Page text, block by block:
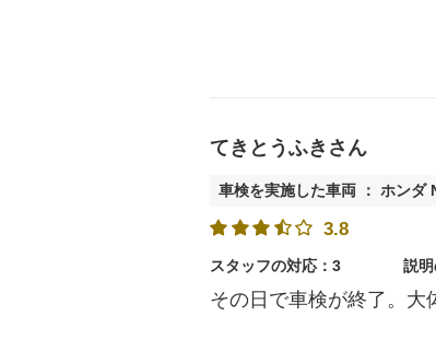
てきとうふきさん
車検を実施した車両 ： ホンダ
3.8
スタッフの対応：3 説
その日で車検が終了。大